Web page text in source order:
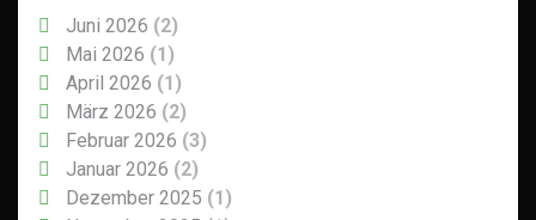
Juni 2026 (2)
Mai 2026 (1)
April 2026 (1)
März 2026 (2)
Februar 2026 (3)
Januar 2026 (2)
Dezember 2025 (1)